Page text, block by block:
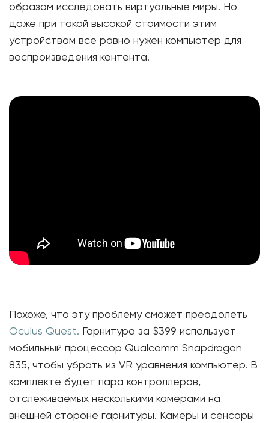
образом исследовать виртуальные миры. Но
даже при такой высокой стоимости этим
устройствам все равно нужен компьютер для
воспроизведения контента.
Похоже, что эту проблему сможет преодолеть
Oculus Quest. Гарнитура за $399 использует
мобильный процессор Qualcomm Snapdragon
835, чтобы убрать из VR уравнения компьютер. В
комплекте будет пара контроллеров,
отслеживаемых несколькими камерами на
внешней стороне гарнитуры. Камеры и сенсоры